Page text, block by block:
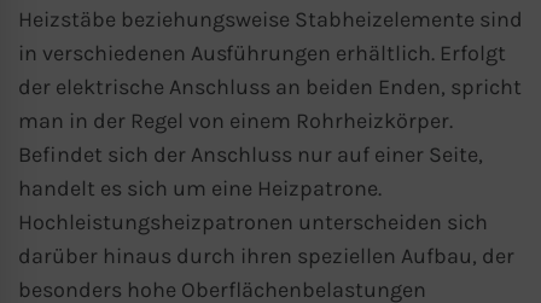
Heizstäbe beziehungsweise Stabheizelemente sind
in verschiedenen Ausführungen erhältlich. Erfolgt
der elektrische Anschluss an beiden Enden, spricht
man in der Regel von einem Rohrheizkörper.
Befindet sich der Anschluss nur auf einer Seite,
handelt es sich um eine Heizpatrone.
Hochleistungsheizpatronen unterscheiden sich
darüber hinaus durch ihren speziellen Aufbau, der
besonders hohe Oberflächenbelastungen